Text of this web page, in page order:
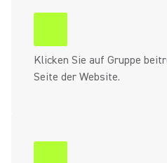
Klicken Sie auf Gruppe
Seite der Website.